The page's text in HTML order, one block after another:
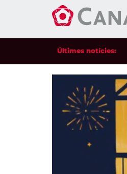
Últimes notícies: